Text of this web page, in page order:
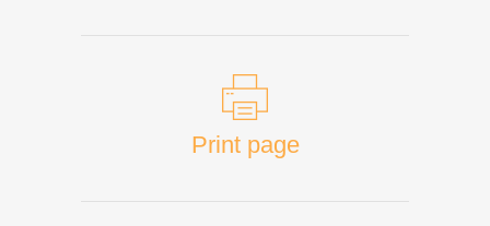
Print page